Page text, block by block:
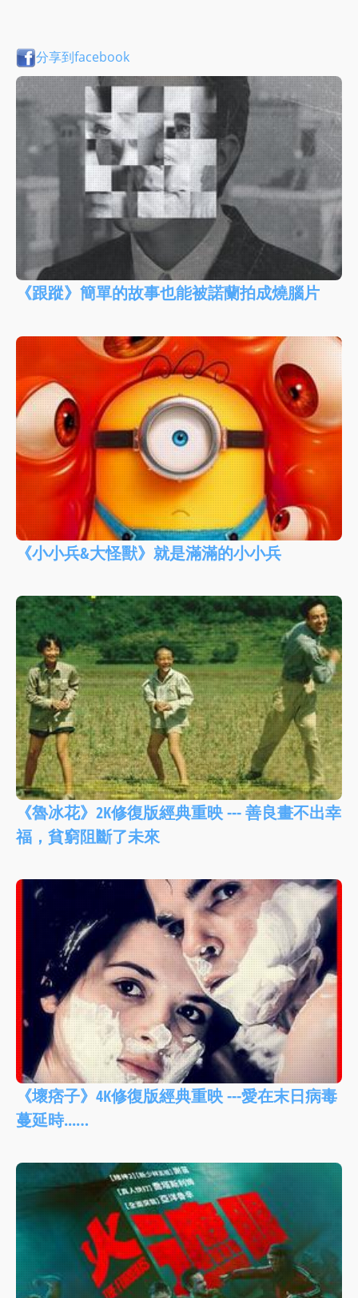
分享到facebook
《跟蹤》簡單的故事也能被諾蘭拍成燒腦片
《小小兵&大怪獸》就是滿滿的小小兵
《魯冰花》2K修復版經典重映 --- 善良畫不出幸
福，貧窮阻斷了未來
《壞痞子》4K修復版經典重映 ---愛在末日病毒
蔓延時...…